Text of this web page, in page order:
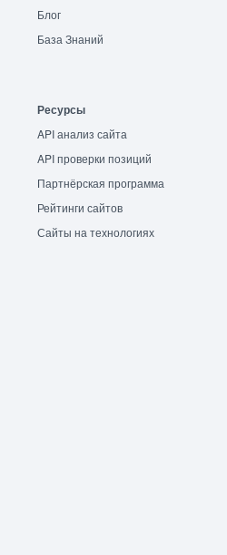
Блог
База Знаний
Ресурсы
API анализ сайта
API проверки позиций
Партнёрская программа
Рейтинги сайтов
Сайты на технологиях